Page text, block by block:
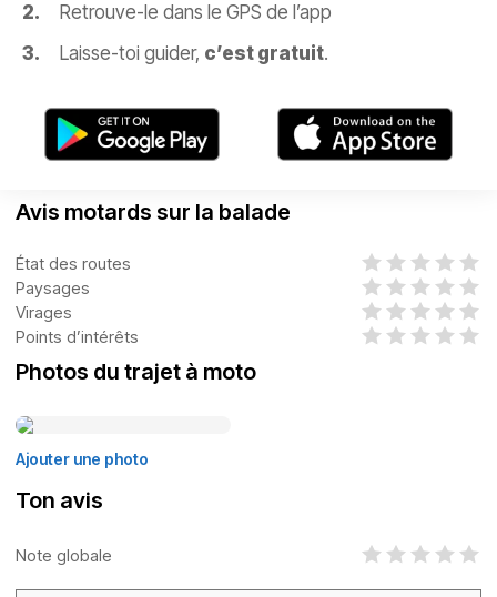
Retrouve-le dans le GPS de l’app
Laisse-toi guider, c’est gratuit.
Avis motards sur la balade
État des routes
Paysages
Virages
Points d’intérêts
Photos du trajet à moto
Ajouter une photo
Ton avis
Note globale